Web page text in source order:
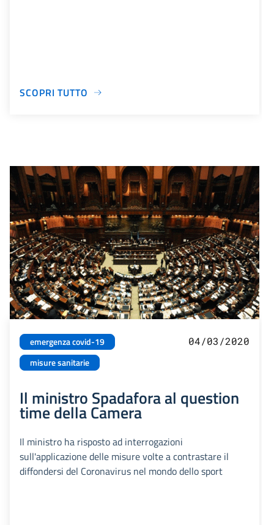
SCOPRI TUTTO
emergenza covid-19
misure sanitarie
04/03/2020
Il ministro Spadafora al question
time della Camera
Il ministro ha risposto ad interrogazioni
sull'applicazione delle misure volte a contrastare il
diffondersi del Coronavirus nel mondo dello sport